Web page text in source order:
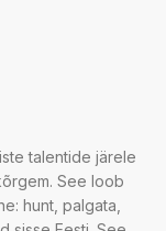
talentide järele
See loob
hunt, palgata,